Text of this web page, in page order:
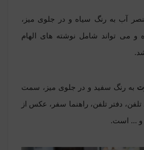
آب به رنگ سیاه و در جلوی میز،
می تواند شامل نوشته ‌های الهام
به رنگ سفید و در جلوی میز، سمت
دفتر تلفن، راهنما سفر، عکس از
و ... است.